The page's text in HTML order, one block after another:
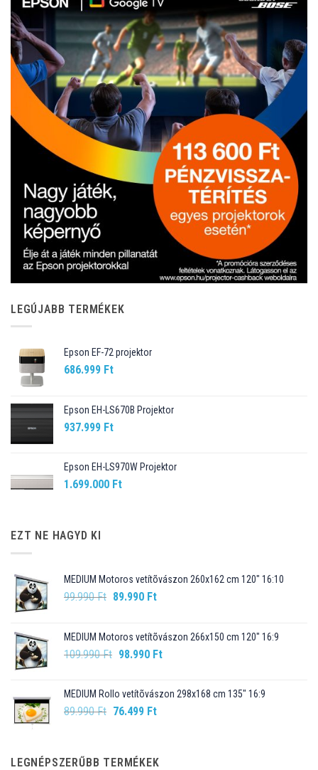
LEGÚJABB TERMÉKEK
Epson EF-72 projektor
686.999 Ft
Epson EH-LS670B Projektor
937.999 Ft
Epson EH-LS970W Projektor
1.699.000 Ft
EZT NE HAGYD KI
MEDIUM Motoros vetítõvászon 260x162 cm 120" 16:10
99.990Ft Original
99.990 Ft.
89.990 FtCurrent
89.990 Ft.
MEDIUM Motoros vetítõvászon 266x150 cm 120" 16:9
109.990Ft Original
109.990 Ft.
98.990 FtCurrent
98.990 Ft.
MEDIUM Rollo vetítõvászon 298x168 cm 135" 16:9
89.990Ft Original
89.990 Ft.
76.499 FtCurrent
76.499 Ft.
LEGNÉPSZERŰBB TERMÉKEK